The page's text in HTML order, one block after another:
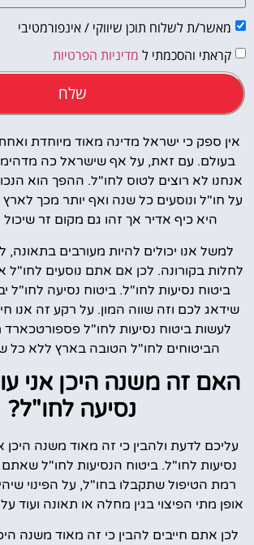
מאשר/ת לשלוח תוכן שיווקי / אינפורמטיבי
קראתי והסכמתי ל מדיניות הפרטיות
שלח
אין ספק כי ישראל מדינה מאוד מיוחדת
בעולם. עם זאת, על אף שישראל כה
אנחנו לא רוצים לטוס לחו"ל. ההפך הוא
על חו"ל ונוסעים כל שנה ואף יותר מכך
היא כיף אדיר אך זהו גם מקום זר שיכול
למשל אנו יכולים להיות מעורבים
לחלות בקורונה. לכן אם אתם נוסעים לחו"ל
ביטוח נסיעות לחו"ל. ביטוח נסיעה לחו"ל
שידאג לכם וזה שווה המון. על רקע זה אנו
לעשות ביטוח נסיעות לחו"ל פספורטכארד
הביטוחים לחו"ל הטובה בארץ ללא כל
האם זה משנה היכן אני
נסיעה לחו"ל?
עליכם לדעת ולהבין כי זה מאוד משנה היכן
נסיעות לחו"ל. ביטוח הנסיעות לחו"ל
רמת הטיפול שתקבלו בחו"ל, על הפינוי
אופן מתי הפיצוי בגין מחלה או תאונה ועוד
לכן אתם חייבים להבין כי זה מאוד משנה